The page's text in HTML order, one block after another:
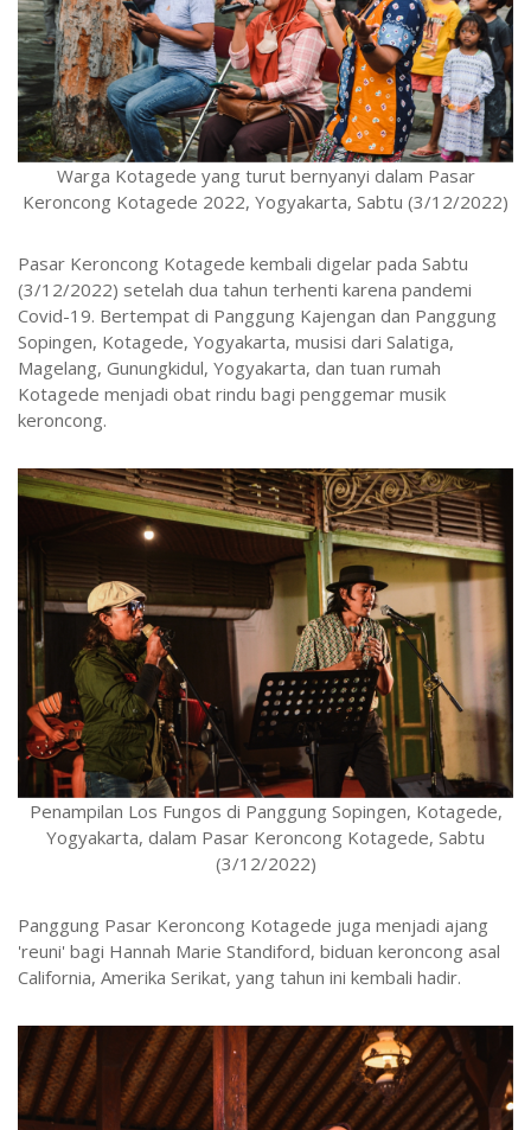
Warga Kotagede yang turut bernyanyi dalam Pasar
Keroncong Kotagede 2022, Yogyakarta, Sabtu (3/12/2022)
Pasar Keroncong Kotagede kembali digelar pada Sabtu
(3/12/2022) setelah dua tahun terhenti karena pandemi
Covid-19. Bertempat di Panggung Kajengan dan Panggung
Sopingen, Kotagede, Yogyakarta, musisi dari Salatiga,
Magelang, Gunungkidul, Yogyakarta, dan tuan rumah
Kotagede menjadi obat rindu bagi penggemar musik
keroncong.
Penampilan Los Fungos di Panggung Sopingen, Kotagede,
Yogyakarta, dalam Pasar Keroncong Kotagede, Sabtu
(3/12/2022)
Panggung Pasar Keroncong Kotagede juga menjadi ajang
'reuni' bagi Hannah Marie Standiford, biduan keroncong asal
California, Amerika Serikat, yang tahun ini kembali hadir.